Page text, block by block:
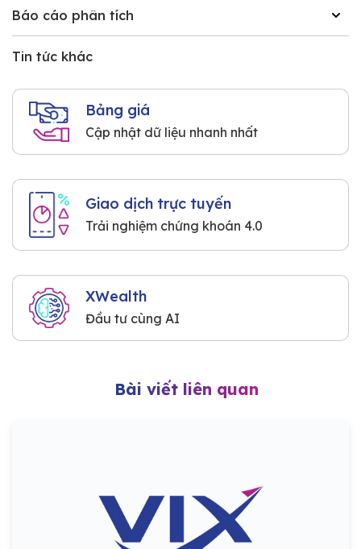
Báo cáo phân tích
Tin tức khác
Bảng giá
Cập nhật dữ liệu nhanh nhất
Giao dịch trực tuyến
Trải nghiệm chứng khoán 4.0
XWealth
Đầu tư cùng AI
Bài viết liên quan